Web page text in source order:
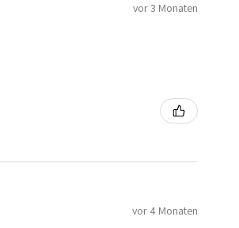
vor 3 Monaten
vor 4 Monaten